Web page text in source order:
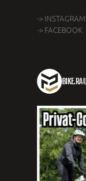
-> INSTAGRAM
-> FACEBOOK